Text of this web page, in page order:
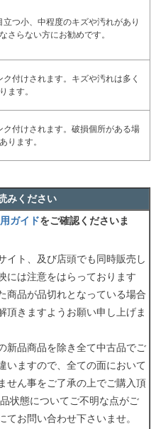
つ小、中程度のキズや汚れがあり
さらない方にお勧めです。
付けされます。キズや汚れは多く
ます。
付けされます。破損個所がある場
ります。
みください
ガイドをご確認くださいま
イト、及び店頭でも同時販売し
には注意をはらっております
商品が品切れとなっている場合
頂きますようお願い申し上げま
新品商品を除き全て中古品でご
いますので、全ての面において
せん事をご了承の上でご購入頂
状態についてご不明な点がご
お問い合わせ下さいませ。